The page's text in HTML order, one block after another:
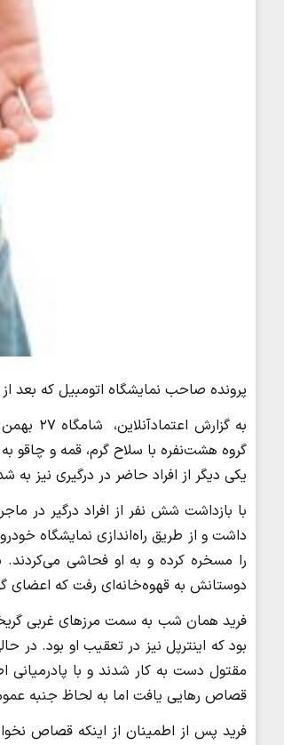
پرونده صاحب نمایشگاه اتومبیل که بعد
گروه هشت‌نفره با سلاح گرم، قمه و چاقو
یکی دیگر از افراد حاضر در درگیری نیز
با بازداشت شش نفر از افراد درگیر در
داشت و از طریق راه‌اندازی نمایشگاه
را مسخره کرده و به او فحاشی می‌کردند.
دوستانش به قهوه‌خانه‌ای رفت که اعضای
فرید همان شب به سمت مرزهای غربی
بود که اینترپل نیز در تعقیب او بود. در
مقتول دست به کار شدند و با پادرمیانی
قصاص رهایی یافت اما به لحاظ جنبه
فرید پس از اطمینان از اینکه قصاص